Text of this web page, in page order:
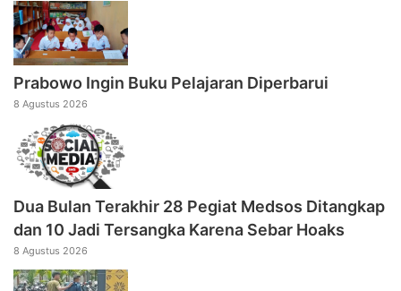
Prabowo Ingin Buku Pelajaran Diperbarui
8 Agustus 2026
Dua Bulan Terakhir 28 Pegiat Medsos Ditangkap
dan 10 Jadi Tersangka Karena Sebar Hoaks
8 Agustus 2026